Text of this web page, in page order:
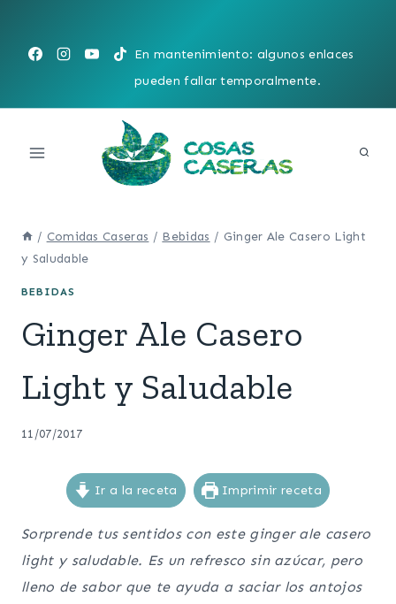
contenido
En mantenimiento: algunos enlaces
pueden fallar temporalmente.
/ Comidas Caseras / Bebidas / Ginger Ale Casero Light
y Saludable
BEBIDAS
Ginger Ale Casero
Light y Saludable
11/07/2017
Ir a la receta Imprimir receta
Sorprende tus sentidos con este ginger ale casero
light y saludable. Es un refresco sin azúcar, pero
lleno de sabor que te ayuda a saciar los antojos